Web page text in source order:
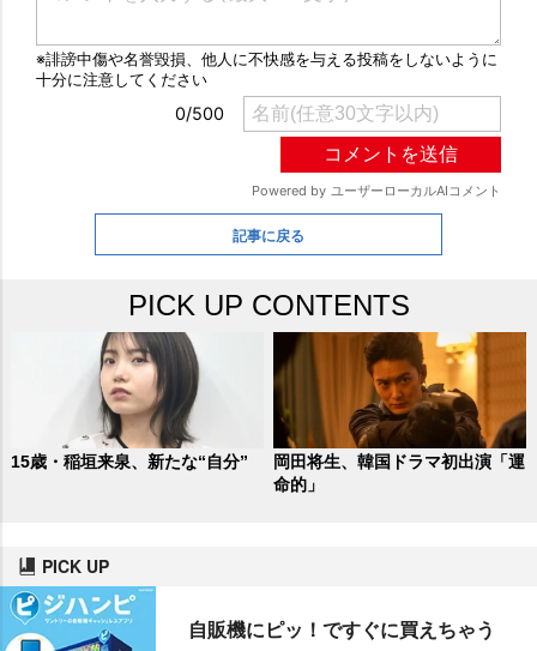
記事に戻る
PICK UP CONTENTS
15歳・稲垣来泉、新たな“自分”
岡田将生、韓国ドラマ初出演「運
命的」
PICK UP
自販機にピッ！ですぐに買えちゃう